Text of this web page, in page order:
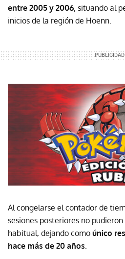
entre 2005 y 2006, situando al
inicios de la región de Hoenn.
Al congelarse el contador de
sesiones posteriores no
habitual, dejando como único
hace más de 20 años.